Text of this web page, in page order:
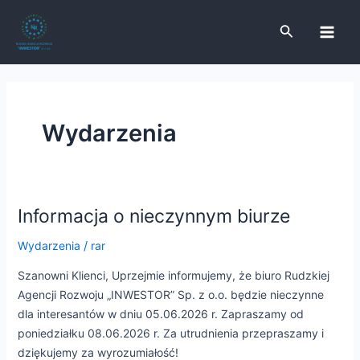
content
Search
Wydarzenia
Informacja o nieczynnym biurze
Wydarzenia / rar
Szanowni Klienci, Uprzejmie informujemy, że biuro Rudzkiej
Agencji Rozwoju „INWESTOR” Sp. z o.o. będzie nieczynne
dla interesantów w dniu 05.06.2026 r. Zapraszamy od
poniedziałku 08.06.2026 r. Za utrudnienia przepraszamy i
dziękujemy za wyrozumiałość!
Informacja
nieczynnym
biurze
pagination